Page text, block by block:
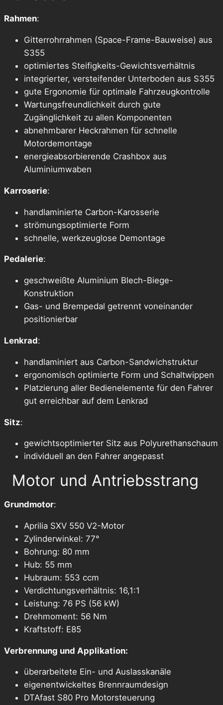
Rahmen:
Gitterrohrrahmen (Space-Frame-Bauweise) aus
S355
optimiertes Steifigkeits-Gewichtsverhältnis
integrierter, versteifender Unterboden aus S355
gute Ergonomie für optimale Fahrzeugkontrolle
Wartungsfreundlichkeit durch gute
Zugänglichkeit zu allen Komponenten
abnehmbarer Heckrahmen für schnelle
Motordemontage
energieabsorbierende Crashbox aus
Aluminiumwaben
Karroserie:
handlaminierte Carbon-Karosserie
strömungsoptimierte Form
schnelle, werkzeuglose Demontage
Pedalerie:
geschweißte Aluminium Blech-Biege-
Konstruktion
Gas- und Brempedal getrennt voneinander
positionierbar
Lenkrad:
handlaminiert aus Carbon-Sandwichstruktur
ergonomisch optimierte Form und Schaltwippen
Platzierung aller Bedienelemente für den Fahrer
gut erreichbar auf dem Lenkrad
Sitz:
gewichtsoptimierter Sitz aus Polyurethanschaum
individuell an den Fahrer angepasst
Motor und Antriebsstrang
Grundmotor:
Aprilia SXV 550 V2-Motor
Zylinderwinkel: 77°
Bohrung: 80 mm
Hub: 55 mm
Hubraum: 553 ccm
Verdichtungsverhältnis: 16,1:1
Leistung: 76 PS (56 kW)
Drehmoment: 56 Nm
Kraftstoff: E85
Verbrennung und Applikation:
überarbeitete Ein- und Auslasskanäle
eigenentwickeltes Brennraumdesign
DTAfast S80 Pro Motorsteuerung